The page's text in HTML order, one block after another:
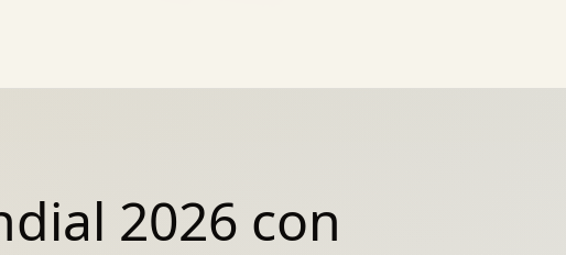
2026 con